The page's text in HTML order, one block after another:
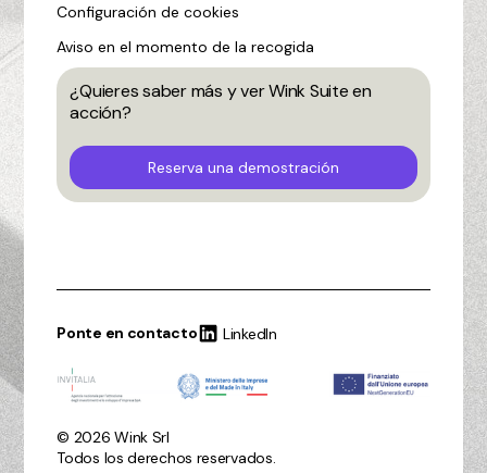
Configuración de cookies
Aviso en el momento de la recogida
¿Quieres saber más y ver Wink Suite en
acción?
Reserva una demostración
© 2026 Wink Srl
Todos los derechos reservados.
Ponte en contacto LinkedIn